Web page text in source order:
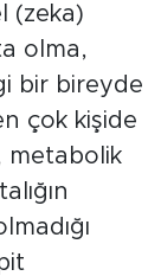
(zeka)
olma,
bir bireyde
çok kişide
metabolik